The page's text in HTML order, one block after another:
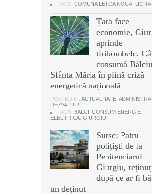
TAGS: COMUNA LETCA NOUA
Țara face
economie,
aprinde
tiribombele:
consumă
Sfânta Măria în plină criză
energetică națională
POSTED IN: ACTUALITATE
DEZVALUIRI
TAGS: BALCI CONSUM ENERGIE
ELECTRICA GIURGIU
Surse: Patru
polițiști de la
Penitenciarul
Giurgiu,
după ce ar fi
un deținut